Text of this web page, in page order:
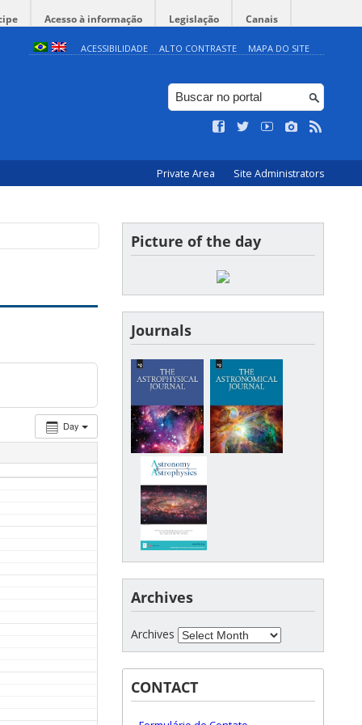
Acesso à informação Legislação Canais
ACESSIBILIDADE ALTO CONTRASTE MAPA DO SITE
Private Area Site Administrators
Day
Picture of the day
Journals
Archives
Archives
CONTACT